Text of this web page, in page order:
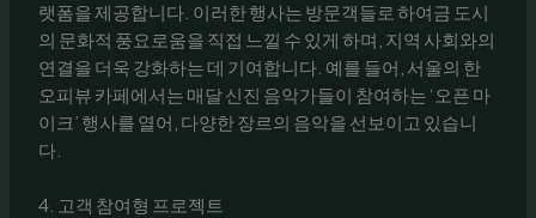
랫폼을 제공합니다. 이러한 행사는 방문객들로 하여금 도시
의 문화적 풍요로움을 직접 느낄 수 있게 하며, 지역 사회와의
연결을 더욱 강화하는 데 기여합니다. 예를 들어, 서울의 한
오피뷰 카페에서는 매달 신진 음악가들이 참여하는 ‘오픈 마
이크’ 행사를 열어, 다양한 장르의 음악을 선보이고 있습니
다.
4. 고객 참여형 프로젝트